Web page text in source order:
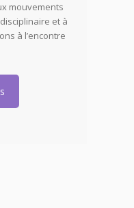
mouvements
et à
à l’encontre